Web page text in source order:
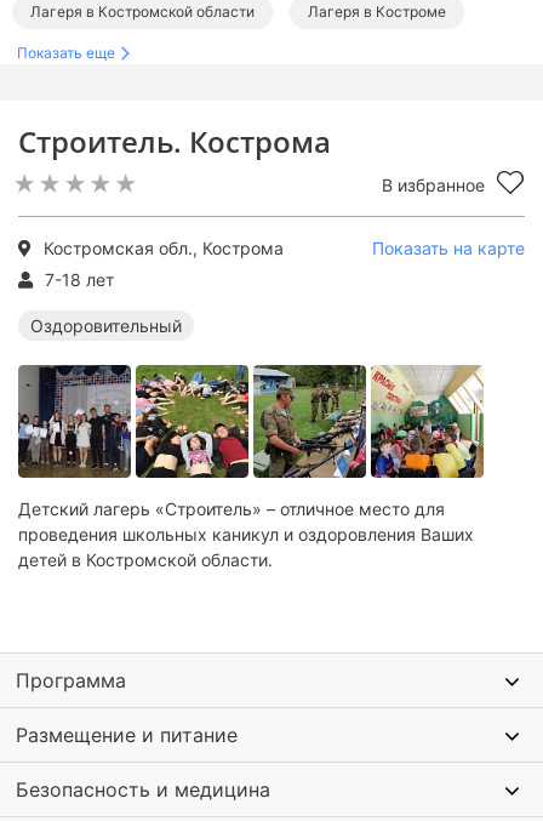
Строитель. Кострома
В избранное
Костромская обл., Кострома
Показать на карте
7-18 лет
Оздоровительный
Детский лагерь «Строитель» – отличное место для
проведения школьных каникул и оздоровления Ваших
детей в Костромской области.
Программа
Размещение и питание
Безопасность и медицина
Лагеря в Костромской области Лагеря в Костроме
Показать еще